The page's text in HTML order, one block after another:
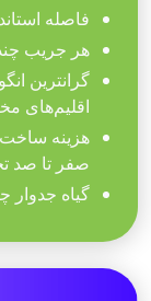
فاصله
هر جریب
اقلیم‌های
صفر تا صد
گیاه